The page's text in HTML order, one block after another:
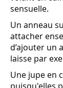
sensuelle.‎
Un anneau
attacher
d’ajouter un
laisse par
Une jupe en